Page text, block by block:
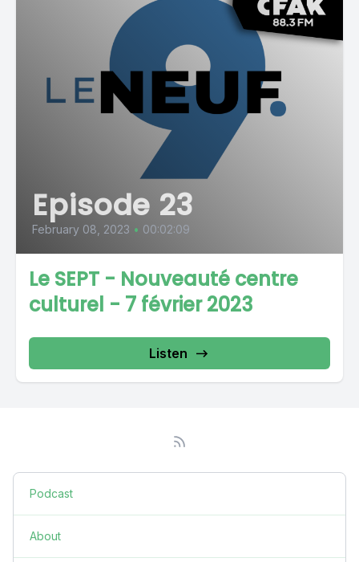
Episode 23
February 08, 2023 • 00:02:09
Le SEPT - Nouveauté centre
culturel - 7 février 2023
Listen
Podcast
About